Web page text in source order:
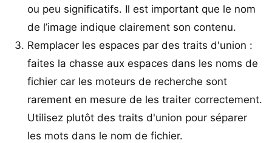
ou peu significatifs. Il est important que le nom
de l’image indique clairement son contenu.
Remplacer les espaces par des traits d'union :
faites la chasse aux espaces dans les noms de
fichier car les moteurs de recherche sont
rarement en mesure de les traiter correctement.
Utilisez plutôt des traits d'union pour séparer
les mots dans le nom de fichier.